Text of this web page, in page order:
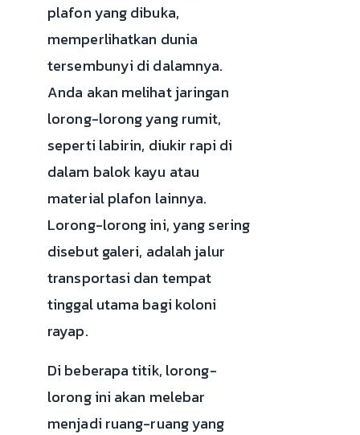
plafon yang dibuka,
memperlihatkan dunia
tersembunyi di dalamnya.
Anda akan melihat jaringan
lorong-lorong yang rumit,
seperti labirin, diukir rapi di
dalam balok kayu atau
material plafon lainnya.
Lorong-lorong ini, yang sering
disebut galeri, adalah jalur
transportasi dan tempat
tinggal utama bagi koloni
rayap.
Di beberapa titik, lorong-
lorong ini akan melebar
menjadi ruang-ruang yang